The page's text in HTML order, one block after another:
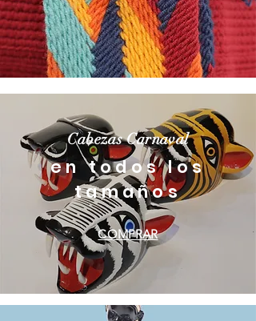
Cabezas Carnaval
en todos los
tamaños
COMPRAR